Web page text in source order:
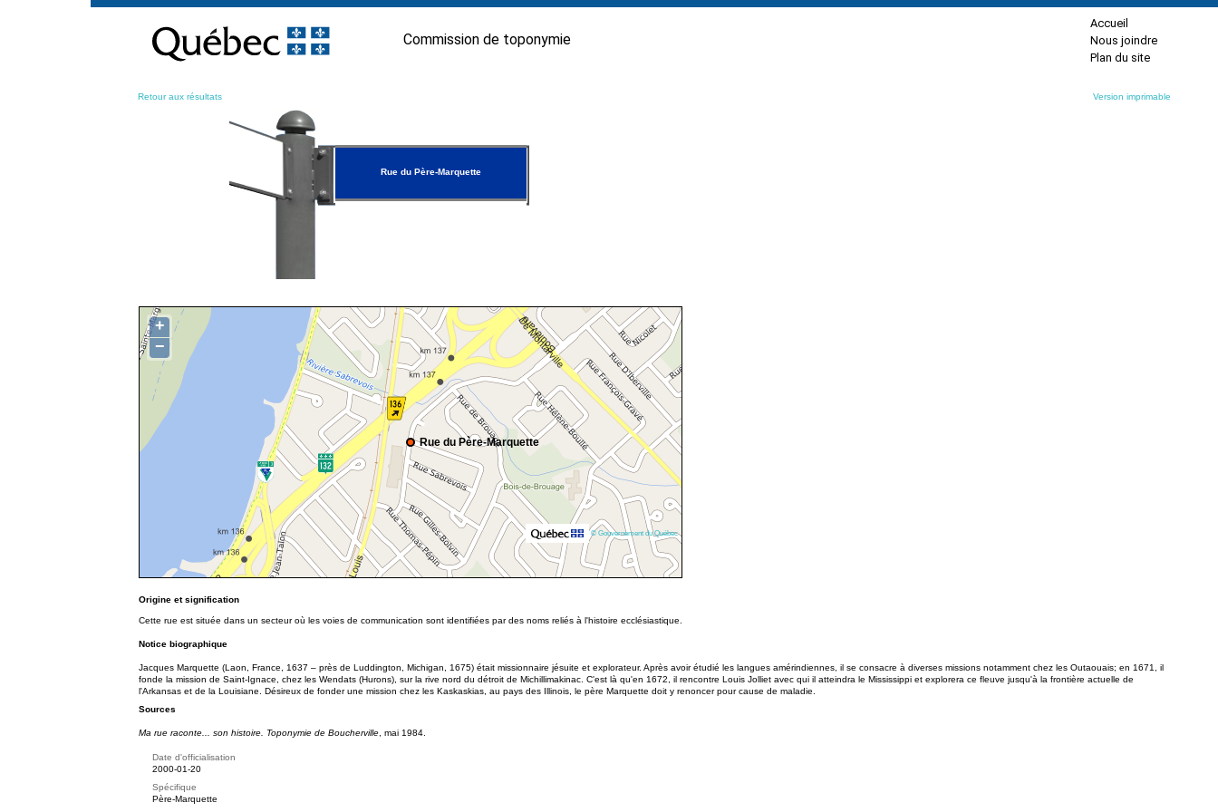
contenu
Commission de toponymie
Accueil
Nous joindre
Plan du site
Retour aux résultats Version imprimable
Rue du Père-Marquette
Rue du Père-Marquette
+
−
© Gouvernement du Québec
Origine et signification
Cette rue est située dans un secteur où les voies de communication sont identifiées par des noms reliés à l'histoire ecclésiastique.
Notice biographique
Jacques Marquette (Laon, France, 1637 – près de Luddington, Michigan, 1675) était missionnaire jésuite et explorateur. Après avoir étudié les langues amérindiennes, il se consacre à diverses missions notamment chez les Outaouais; en 1671, il
fonde la mission de Saint-Ignace, chez les Wendats (Hurons), sur la rive nord du détroit de Michillimakinac. C'est là qu'en 1672, il rencontre Louis Jolliet avec qui il atteindra le Mississippi et explorera ce fleuve jusqu'à la frontière actuelle de
l'Arkansas et de la Louisiane. Désireux de fonder une mission chez les Kaskaskias, au pays des Illinois, le père Marquette doit y renoncer pour cause de maladie.
Sources
Ma rue raconte... son histoire. Toponymie de Boucherville , mai 1984.
Date d'officialisation
2000-01-20
Spécifique
Père-Marquette